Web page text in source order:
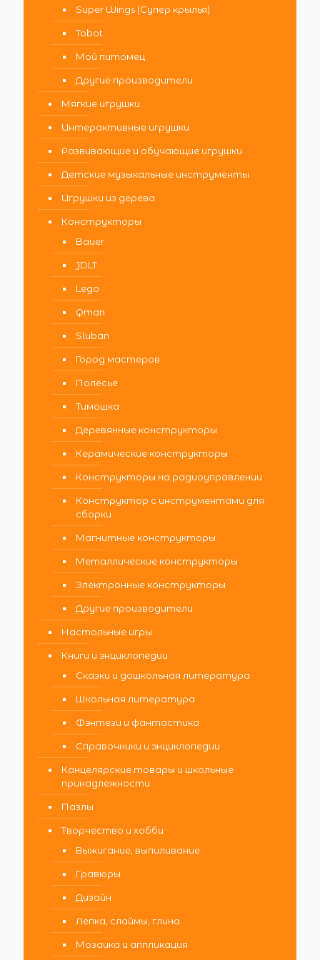
Super Wings (Супер крылья)
Tobot
Мой питомец
Другие производители
Мягкие игрушки
Интерактивные игрушки
Развивающие и обучающие игрушки
Детские музыкальные инструменты
Игрушки из дерева
Конструкторы
Bauer
JDLT
Lego
Qman
Sluban
Город мастеров
Полесье
Тимошка
Деревянные конструкторы
Керамические конструкторы
Конструкторы на радиоуправлении
Конструктор с инструментами для
сборки
Магнитные конструкторы
Металлические конструкторы
Электронные конструкторы
Другие производители
Настольные игры
Книги и энциклопедии
Сказки и дошкольная литература
Школьная литература
Фэнтези и фантастика
Справочники и энциклопедии
Канцелярские товары и школьные
принадлежности
Пазлы
Творчество и хобби
Выжигание, выпиливание
Гравюры
Дизайн
Лепка, слаймы, глина
Мозаика и аппликация